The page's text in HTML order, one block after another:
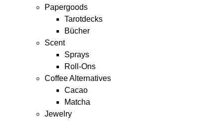
Papergoods
Tarotdecks
Bücher
Scent
Sprays
Roll-Ons
Coffee Alternatives
Cacao
Matcha
Jewelry